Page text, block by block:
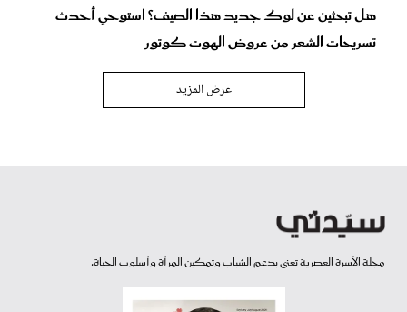
هل تبحثين عن لوك جديد هذا الصيف؟ استوحي أحدث
تسريحات الشعر من عروض الهوت كوتور
عرض المزيد
مجلة الأسرة العصرية تعنى بدعم الشباب وتمكين المرأة وأسلوب الحياة.